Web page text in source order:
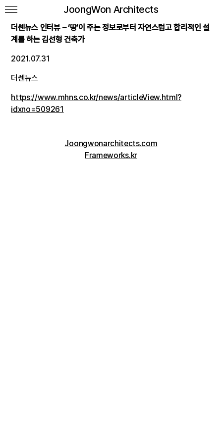
JoongWon Architects
더쎈뉴스 인터뷰 – ‘땅’이 주는 정보로부터 자연스럽고 합리적인 설
계를 하는 김선형 건축가
2021.07.31
더쎈뉴스
https://www.mhns.co.kr/news/articleView.html?
idxno=509261
Joongwonarchitects.com
Frameworks.kr